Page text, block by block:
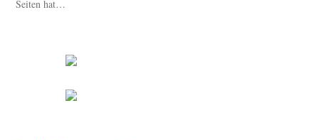
Seiten hat…